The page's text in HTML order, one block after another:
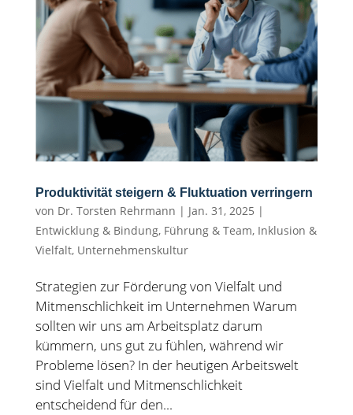
Produktivität steigern & Fluktuation verringern
von Dr. Torsten Rehrmann | Jan. 31, 2025 |
Entwicklung & Bindung, Führung & Team, Inklusion &
Vielfalt, Unternehmenskultur
Strategien zur Förderung von Vielfalt und
Mitmenschlichkeit im Unternehmen Warum
sollten wir uns am Arbeitsplatz darum
kümmern, uns gut zu fühlen, während wir
Probleme lösen? In der heutigen Arbeitswelt
sind Vielfalt und Mitmenschlichkeit
entscheidend für den...